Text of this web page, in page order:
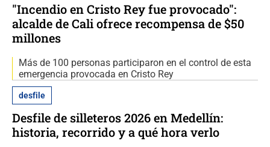
"Incendio en Cristo Rey fue provocado":
alcalde de Cali ofrece recompensa de $50
millones
Más de 100 personas participaron en el control de esta
emergencia provocada en Cristo Rey
desfile
Desfile de silleteros 2026 en Medellín:
historia, recorrido y a qué hora verlo